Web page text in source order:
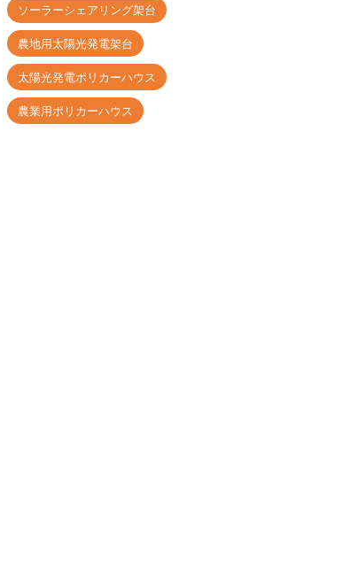
ソーラーシェアリング架台
農地用太陽光発電架台
太陽光発電ポリカーハウス
農業用ポリカーハウス